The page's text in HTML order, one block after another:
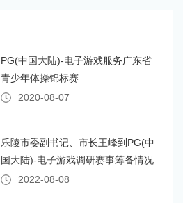
PG(中国大陆)-电子游戏服务广东省
青少年体操锦标赛
2020-08-07
乐陵市委副书记、市长王峰到PG(中
国大陆)-电子游戏调研赛事筹备情况
2022-08-08